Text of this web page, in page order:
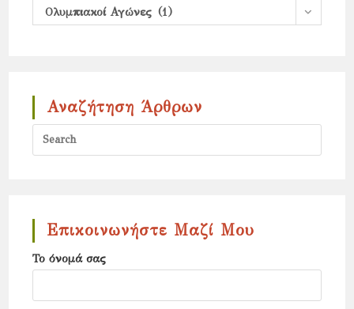
Κατηγορίες
Ολυμπιακοί Αγώνες (1)
Αναζήτηση Άρθρων
Επικοινωνήστε Μαζί Μου
Το όνομά σας